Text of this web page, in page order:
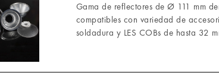
Gama de reflectores de Ø 111 mm
compatibles con variedad de
soldadura y LES COBs de hasta 32